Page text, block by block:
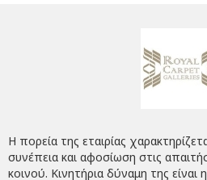
Η πορεία της εταιρίας
συνέπεια και αφοσίωση στις
κοινού. Κινητήρια δύναμη της